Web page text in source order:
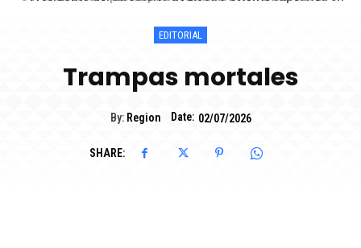
servicio eléctrico
EDITORIAL
Trampas mortales
By: Region Date: 02/07/2026
SHARE: